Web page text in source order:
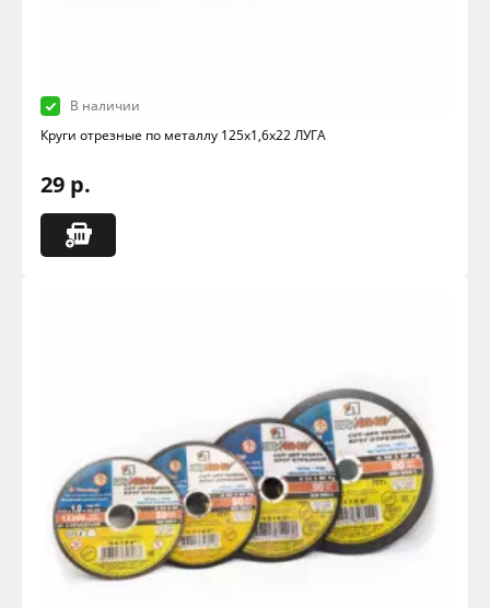
В наличии
Круги отрезные по металлу 125х1,6х22 ЛУГА
29 р.